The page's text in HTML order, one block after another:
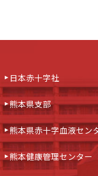
日本赤十字社
熊本県支部
熊本県赤十字血液セン
熊本健康管理センター